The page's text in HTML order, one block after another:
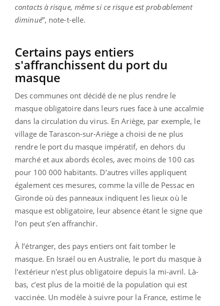
contacts à risque, même si ce risque est probablement
diminué”, note-t-elle.
Certains pays entiers
s'affranchissent du port du
masque
Des communes ont décidé de ne plus rendre le
masque obligatoire dans leurs rues face à une accalmie
dans la circulation du virus. En Ariège, par exemple, le
village de Tarascon-sur-Ariège a choisi de ne plus
rendre le port du masque impératif, en dehors du
marché et aux abords écoles, avec moins de 100 cas
pour 100 000 habitants. D’autres villes appliquent
également ces mesures, comme la ville de Pessac en
Gironde où des panneaux indiquent les lieux où le
masque est obligatoire, leur absence étant le signe que
l’on peut s’en affranchir.
À l’étranger, des pays entiers ont fait tomber le
masque. En Israël ou en Australie, le port du masque à
l'extérieur n'est plus obligatoire depuis la mi-avril. Là-
bas, c’est plus de la moitié de la population qui est
vaccinée. Un modèle à suivre pour la France, estime le